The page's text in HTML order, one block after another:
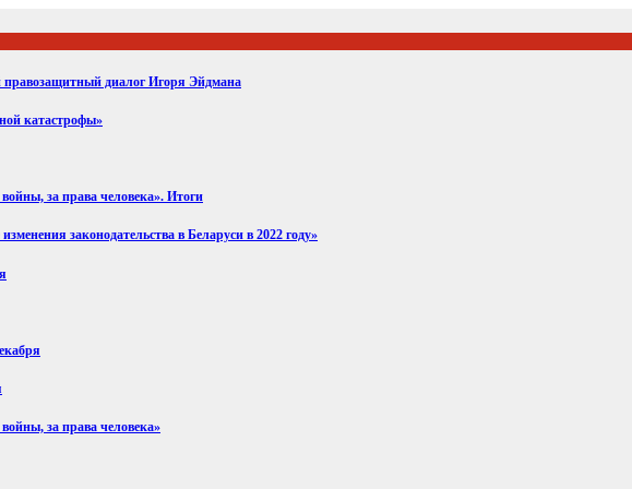
правозащитный диалог Игоря Эйдмана
катастрофы»
за права человека». Итоги
законодательства в Беларуси в 2022 году»
за права человека»